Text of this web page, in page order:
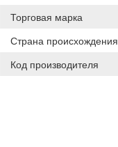
Торговая марка
Страна происхождения
Код производителя